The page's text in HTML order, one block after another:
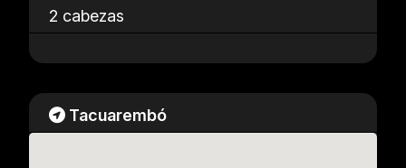
2 cabezas
Tacuarembó